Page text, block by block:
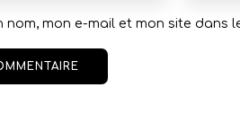
nom, mon e-mail et mon site